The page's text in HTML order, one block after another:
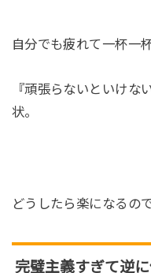
自分でも疲れて一杯一
『頑張らないといけな
状。
どうしたら楽になるの
完璧主義すぎて逆